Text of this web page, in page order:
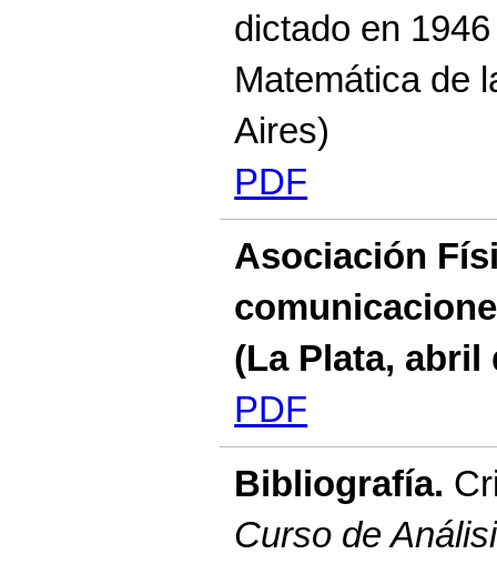
dictado en
Matemática de
Aires)
PDF
Asociación
(La Plata, abril
PDF
Bibliografía.
Curso de